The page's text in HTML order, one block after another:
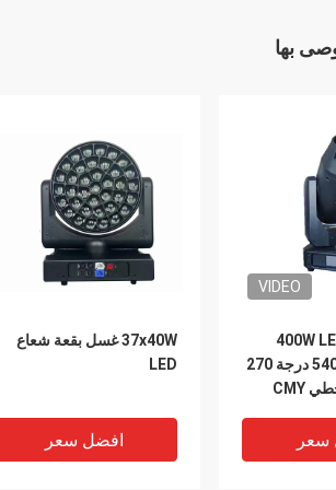
بها
37x40W غسل بقعة شعاع
LED
افضل سعر
VIDEO
400W LED Beam Spot
Wash 23 قناة 540 درجة 270
درجة 4-50m خطي CMY
سعر